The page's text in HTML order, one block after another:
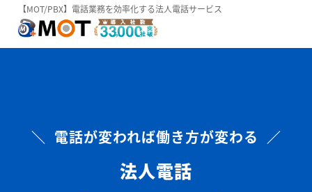
【MOT/PBX】電話業務を効率化する法人電話サービス
＼ 電話が変われば働き方が変わる ／
法人電話